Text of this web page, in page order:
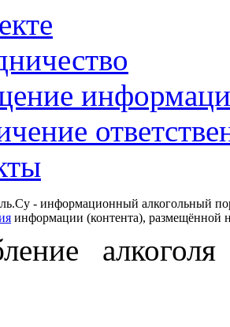
- информационный алкогольный
информации (контента), размещённой